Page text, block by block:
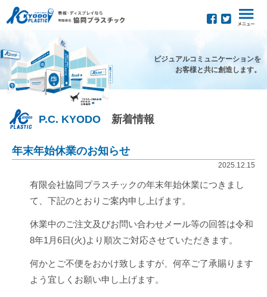
ビジュアルコミュニケーションを
お客様と共に創造します。
P.C. KYODO 新着情報
年末年始休業のお知らせ
2025.12.15
有限会社協同プラスチックの年末年始休業につきまし
て、下記のとおりご案内申し上げます。
休業中のご注文及びお問い合わせメール等の回答は令和
8年1月6日(火)より順次ご対応させていただきます。
何かとご不便をおかけ致しますが、何卒ご了承賜ります
よう宜しくお願い申し上げます。